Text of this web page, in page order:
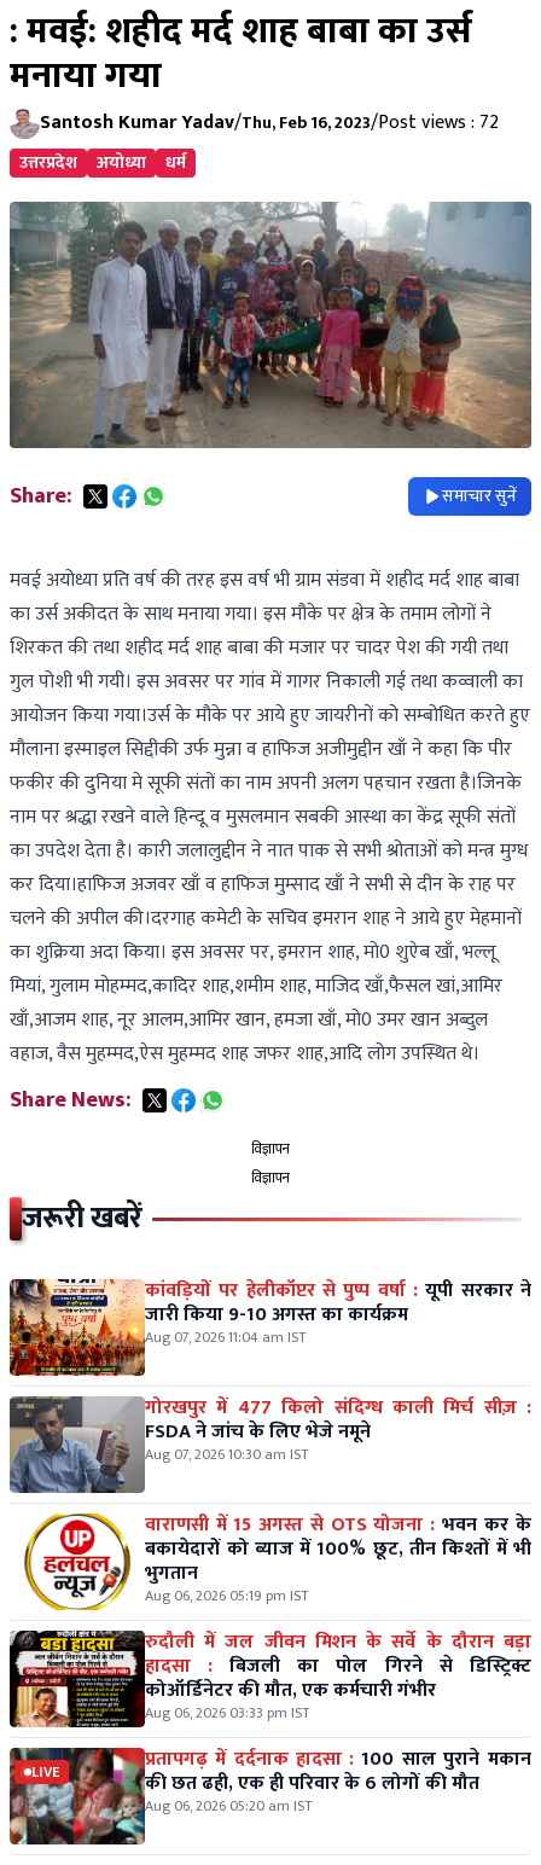
: मवई: शहीद मर्द शाह बाबा का उर्स
मनाया गया
Santosh Kumar Yadav/Thu, Feb 16, 2023/Post views : 72
उत्तरप्रदेश अयोध्या धर्म
Share: समाचार सुनें
मवई अयोध्या प्रति वर्ष की तरह इस वर्ष भी ग्राम संडवा में शहीद मर्द शाह बाबा
का उर्स अकीदत के साथ मनाया गया। इस मौके पर क्षेत्र के तमाम लोगों ने
शिरकत की तथा शहीद मर्द शाह बाबा की मजार पर चादर पेश की गयी तथा
गुल पोशी भी गयी। इस अवसर पर गांव में गागर निकाली गई तथा कव्वाली का
आयोजन किया गया।उर्स के मौके पर आये हुए जायरीनों को सम्बोधित करते हुए
मौलाना इस्माइल सिद्दीकी उर्फ मुन्ना व हाफिज अजीमुद्दीन खाँ ने कहा कि पीर
फकीर की दुनिया मे सूफी संतों का नाम अपनी अलग पहचान रखता है।जिनके
नाम पर श्रद्धा रखने वाले हिन्दू व मुसलमान सबकी आस्था का केंद्र सूफी संतों
का उपदेश देता है। कारी जलालुद्दीन ने नात पाक से सभी श्रोताओं को मन्त्र मुग्ध
कर दिया।हाफिज अजवर खाँ व हाफिज मुम्साद खाँ ने सभी से दीन के राह पर
चलने की अपील की।दरगाह कमेटी के सचिव इमरान शाह ने आये हुए मेहमानों
का शुक्रिया अदा किया। इस अवसर पर, इमरान शाह, मो0 शुऐब खाँ, भल्लू
मियां, गुलाम मोहम्मद,कादिर शाह,शमीम शाह, माजिद खाँ,फैसल खां,आमिर
खाँ,आजम शाह, नूर आलम,आमिर खान, हमजा खाँ, मो0 उमर खान अब्दुल
वहाज, वैस मुहम्मद,ऐस मुहम्मद शाह जफर शाह,आदि लोग उपस्थित थे।
Share News:
विज्ञापन
विज्ञापन
जरूरी खबरें
कांवड़ियों पर हेलीकॉप्टर से पुष्प वर्षा : यूपी सरकार ने
जारी किया 9-10 अगस्त का कार्यक्रम
Aug 07, 2026 11:04 am IST
गोरखपुर में 477 किलो संदिग्ध काली मिर्च सीज़ :
FSDA ने जांच के लिए भेजे नमूने
Aug 07, 2026 10:30 am IST
वाराणसी में 15 अगस्त से OTS योजना : भवन कर के
बकायेदारों को ब्याज में 100% छूट, तीन किश्तों में भी
भुगतान
Aug 06, 2026 05:19 pm IST
रुदौली में जल जीवन मिशन के सर्वे के दौरान बड़ा
हादसा : बिजली का पोल गिरने से डिस्ट्रिक्ट
कोऑर्डिनेटर की मौत, एक कर्मचारी गंभीर
Aug 06, 2026 03:33 pm IST
LIVE प्रतापगढ़ में दर्दनाक हादसा : 100 साल पुराने मकान
की छत ढही, एक ही परिवार के 6 लोगों की मौत
Aug 06, 2026 05:20 am IST